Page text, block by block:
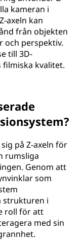
kameran i
axeln kan
från objekten
och perspektiv.
till 3D-
kvalitet.
på Z-axeln för
rumsliga
Genom att
som
strukturen i
roll för att
med sin